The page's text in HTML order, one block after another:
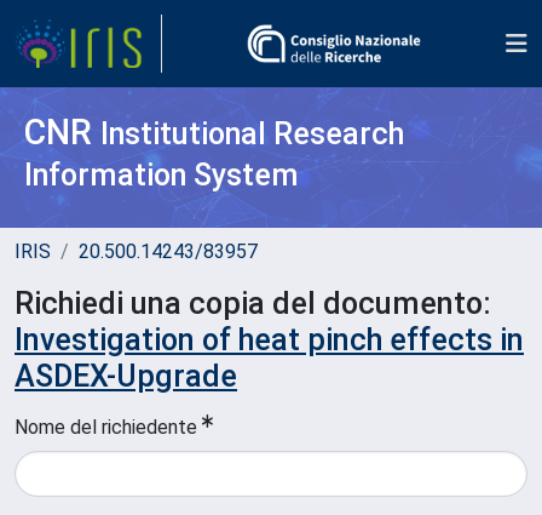
CNR Institutional Research
Information System
IRIS 20.500.14243/83957
Richiedi una copia del documento:
Investigation of heat pinch effects in
ASDEX-Upgrade
Nome del richiedente